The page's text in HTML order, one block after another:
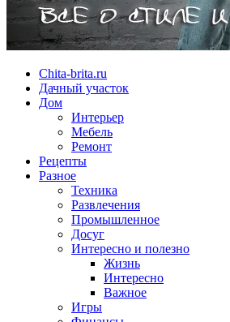
Chita-brita.ru
Дачный участок
Дом
Интерьер
Мебель
Ремонт
Рецепты
Разное
Техника
Развлечения
Промышленное
Досуг
Интересно и полезно
Жизнь
Интересно
Важное
Игры